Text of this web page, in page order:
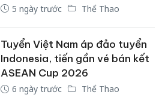
5 ngày trước Thể Thao
Tuyển Việt Nam áp đảo tuyển
Indonesia, tiến gần vé bán kết
ASEAN Cup 2026
6 ngày trước Thể Thao